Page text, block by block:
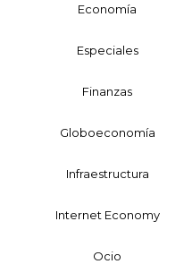
Economía
Especiales
Finanzas
Globoeconomía
Infraestructura
Internet Economy
Ocio